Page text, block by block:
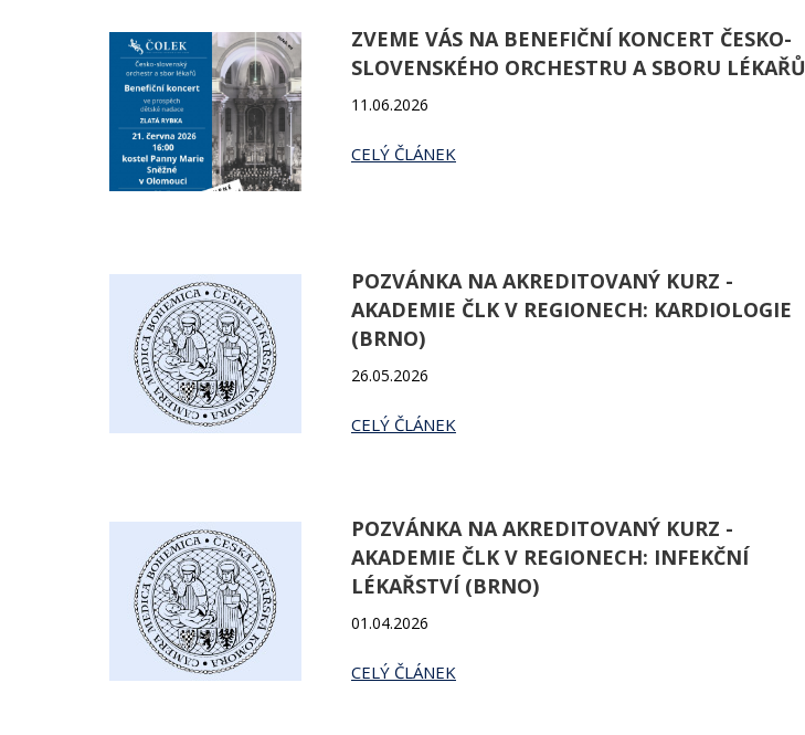
ZVEME VÁS NA BENEFIČNÍ KONCERT ČESKO-
SLOVENSKÉHO ORCHESTRU A SBORU LÉKAŘŮ
11.06.2026
CELÝ ČLÁNEK
POZVÁNKA NA AKREDITOVANÝ KURZ -
AKADEMIE ČLK V REGIONECH: KARDIOLOGIE
(BRNO)
26.05.2026
CELÝ ČLÁNEK
POZVÁNKA NA AKREDITOVANÝ KURZ -
AKADEMIE ČLK V REGIONECH: INFEKČNÍ
LÉKAŘSTVÍ (BRNO)
01.04.2026
CELÝ ČLÁNEK